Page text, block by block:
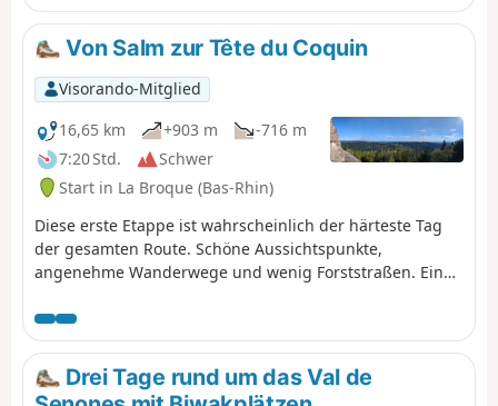
oder roten Mountainbike-Logo und der Aufschrift TMV
(Traversée du Massif Vosgien).
Von Salm zur Tête du Coquin
Visorando-Mitglied
16,65 km
+903 m
-716 m
7:20 Std.
Schwer
Start in La Broque (Bas-Rhin)
Diese erste Etappe ist wahrscheinlich der härteste Tag
der gesamten Route. Schöne Aussichtspunkte,
angenehme Wanderwege und wenig Forststraßen. Ein
Einstufung „schwierig”.
Drei Tage rund um das Val de